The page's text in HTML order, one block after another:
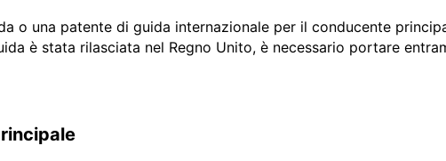
o una patente di guida internazionale per il conducente
è stata rilasciata nel Regno Unito, è necessario portare